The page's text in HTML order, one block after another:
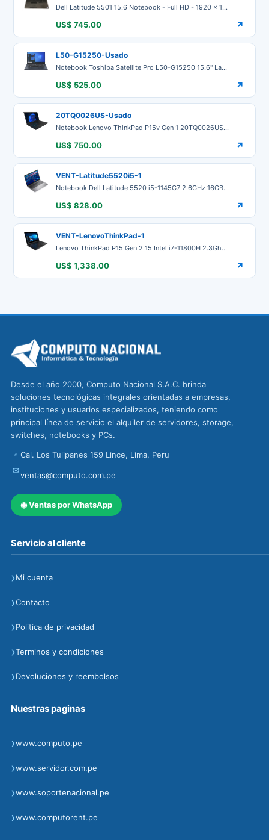
Dell Latitude 5501 15.6 Notebook - Full HD - 1920 x 1080 - i7-9850H 2.6GHz 9vna Generacion 16GB RAM 500GB SSD M.2 Pantalla de 15.6 Resolucion 1920x1080 Teclado Ingles
US$ 745.00 ↗
L50-G15250-Usado
Notebook Toshiba Satellite Pro L50-G15250 15.6" Laptop i7-10510u 16GB RAM 512 SSD MX250 Nvidia GeForce MX250 / 2GB Windows 11 Pro - Equipo usado garantia 12 Meses
US$ 525.00 ↗
20TQ0026US-Usado
Notebook Lenovo ThinkPad P15v Gen 1 20TQ0026US 15.6 - Full HD - Intel Core i7-10850H Hexa-core 6 Core 2.70 GHz - 16GB RAM - 500 SSD - Windows 10 Pro Update Windows 11 Tarjeta de Video - NVIDIA Quadro P620 with 4 GB - Teclado Ingles Garantia 12 Meses
US$ 750.00 ↗
VENT-Latitude5520i5-1
Notebook Dell Latitude 5520 i5-1145G7 2.6GHz 16GB 256GB SSD Win 11
US$ 828.00 ↗
VENT-LenovoThinkPad-1
Lenovo ThinkPad P15 Gen 2 15 Intel i7-11800H 2.3Ghz 16GB RAM 512GB SSD T600
US$ 1,338.00 ↗
Desde el año 2000, Computo Nacional S.A.C. brinda
soluciones tecnológicas integrales orientadas a empresas,
instituciones y usuarios especializados, teniendo como
principal línea de servicio el alquiler de servidores, storage,
switches, notebooks y PCs.
⌖ Cal. Los Tulipanes 159 Lince, Lima, Peru
✉ventas@computo.com.pe
◉Ventas por WhatsApp
Servicio al cliente
›Mi cuenta
›Contacto
›Politica de privacidad
›Terminos y condiciones
›Devoluciones y reembolsos
Nuestras paginas
›www.computo.pe
›www.servidor.com.pe
›www.soportenacional.pe
›www.computorent.pe